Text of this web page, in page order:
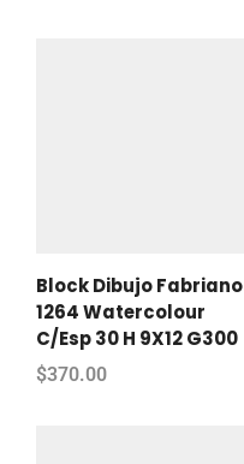
Block Dibujo Fabriano
1264 Watercolour
C/Esp 30 H 9X12 G300
$370.00